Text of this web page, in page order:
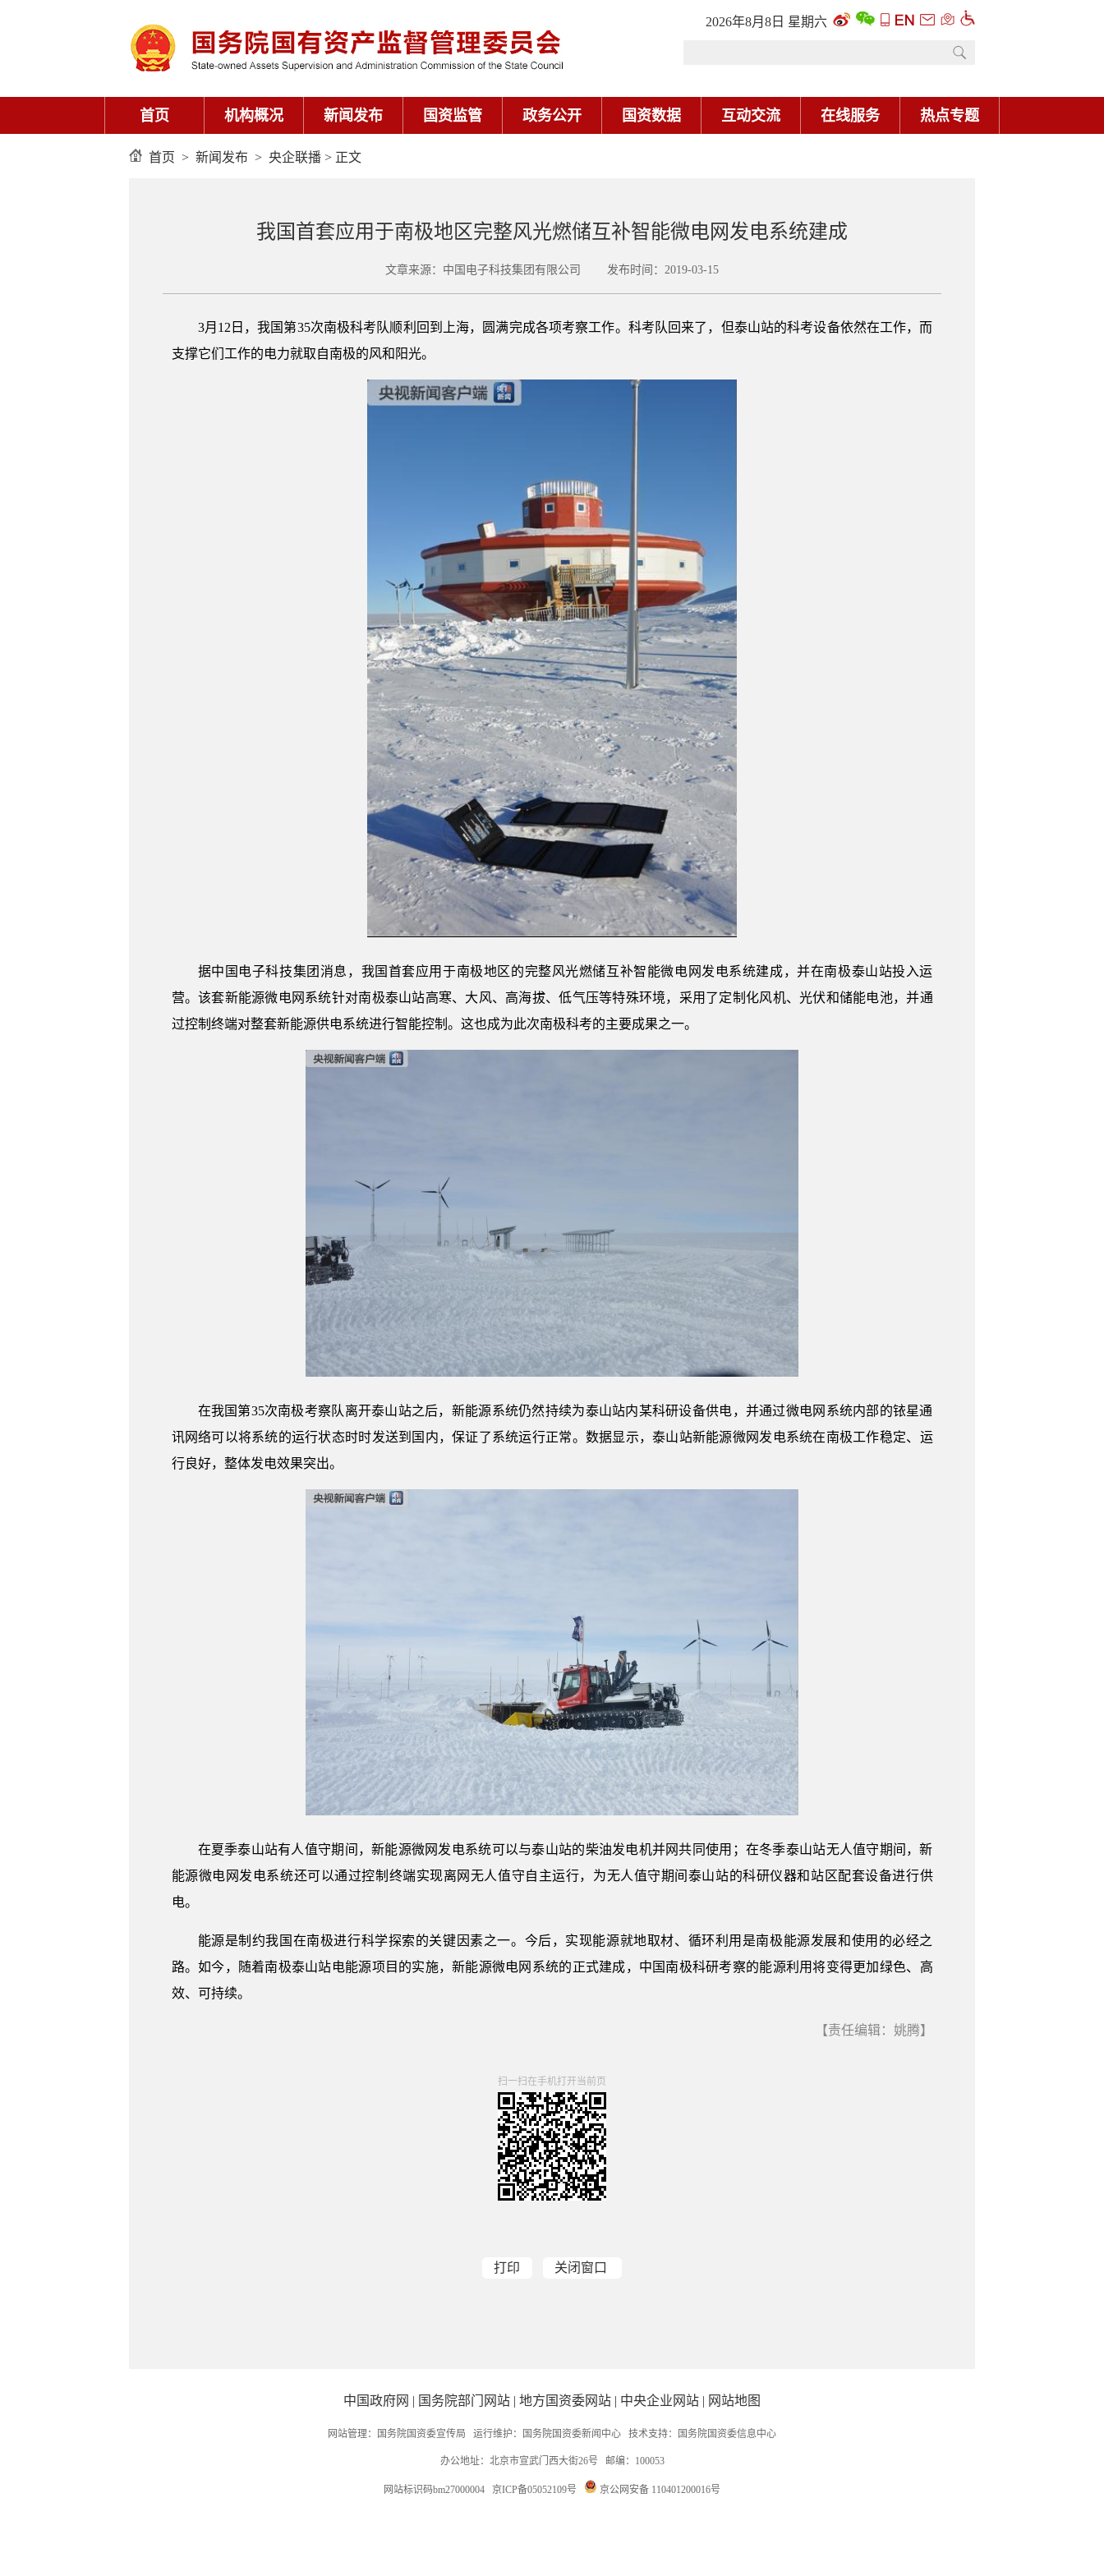
2026年8月8日 星期六
首页 机构概况 新闻发布 国资监管 政务公开 国资数据 互动交流 在线服务 热点专题
首页 > 新闻发布 > 央企联播 > 正文
我国首套应用于南极地区完整风光燃储互补智能微电网发电系统建成
文章来源：中国电子科技集团有限公司 发布时间：2019-03-15
3月12日，我国第35次南极科考队顺利回到上海，圆满完成各项考察工作。科考队回来了，但泰山站的科考设备依然在工作，而
支撑它们工作的电力就取自南极的风和阳光。
据中国电子科技集团消息，我国首套应用于南极地区的完整风光燃储互补智能微电网发电系统建成，并在南极泰山站投入运
营。该套新能源微电网系统针对南极泰山站高寒、大风、高海拔、低气压等特殊环境，采用了定制化风机、光伏和储能电池，并通
过控制终端对整套新能源供电系统进行智能控制。这也成为此次南极科考的主要成果之一。
在我国第35次南极考察队离开泰山站之后，新能源系统仍然持续为泰山站内某科研设备供电，并通过微电网系统内部的铱星通
讯网络可以将系统的运行状态时时发送到国内，保证了系统运行正常。数据显示，泰山站新能源微网发电系统在南极工作稳定、运
行良好，整体发电效果突出。
在夏季泰山站有人值守期间，新能源微网发电系统可以与泰山站的柴油发电机并网共同使用；在冬季泰山站无人值守期间，新
能源微电网发电系统还可以通过控制终端实现离网无人值守自主运行，为无人值守期间泰山站的科研仪器和站区配套设备进行供
电。
能源是制约我国在南极进行科学探索的关键因素之一。今后，实现能源就地取材、循环利用是南极能源发展和使用的必经之
路。如今，随着南极泰山站电能源项目的实施，新能源微电网系统的正式建成，中国南极科研考察的能源利用将变得更加绿色、高
效、可持续。
【责任编辑：姚腾】
扫一扫在手机打开当前页
打印 关闭窗口